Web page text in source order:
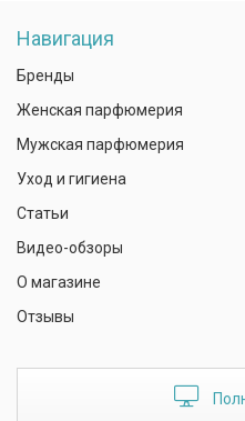
Навигация
Бренды
Женская парфюмерия
Мужская парфюмерия
Уход и гигиена
Статьи
Видео-обзоры
О магазине
Отзывы